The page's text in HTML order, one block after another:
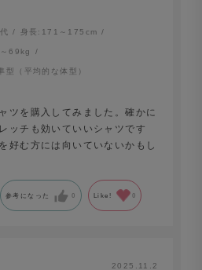
身長: 171～175cm
69kg
型（平均的な体型）
ツを購入してみました。確かに
ッチも効いていいシャツです
好む方には向いていないかもし
参考になった 0 Like! 0
2025.11.2